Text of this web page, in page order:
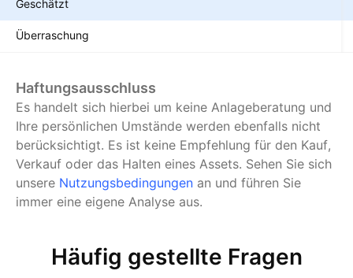
Geschätzt
Überraschung
Haftungsausschluss
Es handelt sich hierbei um keine Anlageberatung und
Ihre persönlichen Umstände werden ebenfalls nicht
berücksichtigt. Es ist keine Empfehlung für den Kauf,
Verkauf oder das Halten eines Assets. Sehen Sie sich
unsere Nutzungsbedingungen an und führen Sie
immer eine eigene Analyse aus.
Häufig gestellte Fragen